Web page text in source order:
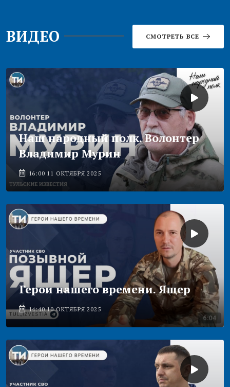
ВИДЕО СМОТРЕТЬ ВСЕ
Наш народный полк. Волонтер
Владимир Мурин
16:00 11 ОКТЯБРЯ 2025
Герои нашего времени. Ящер
14:40 10 ОКТЯБРЯ 2025